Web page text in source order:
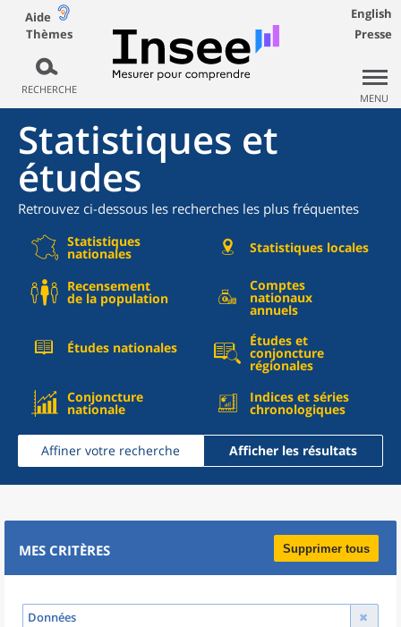
Aide
Thèmes
RECHERCHE
English
Presse
MENU
Statistiques et
études
Retrouvez ci-dessous les recherches les plus fréquentes
Statistiques
nationales Statistiques locales
Recensement
de la population
Comptes
nationaux
annuels
Études nationales Études et
conjoncture
régionales
Conjoncture
nationale
Indices et séries
chronologiques
Affiner votre recherche Afficher les résultats
MES CRITÈRES Supprimer tous
Données